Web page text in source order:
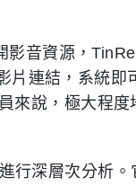
音資源，
片連結，系統即
來說，極大程度
行深層次分析